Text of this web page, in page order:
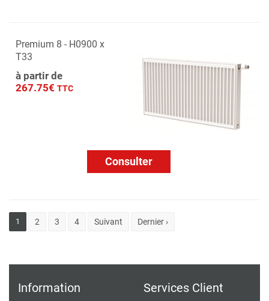
Premium 8 - H0900 x
T33
à partir de
267.75€ TTC
Consulter
1 2 3 4 Suivant Dernier ›
Information Services Client